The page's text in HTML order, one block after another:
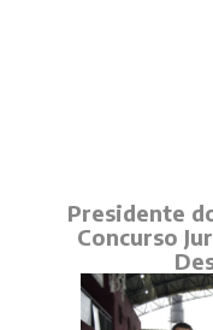
Presidente
Concurso